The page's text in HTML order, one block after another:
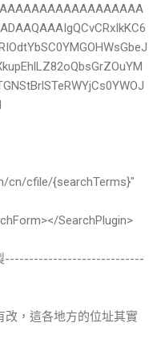
cn/cfile/{searchTerms}"
SearchPlugin>
-----------------------------
改，這各地方的位址其實